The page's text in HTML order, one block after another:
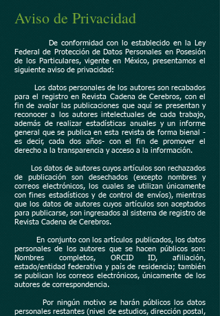
Aviso de Privacidad
De conformidad con lo establecido en la Ley
Federal de Protección de Datos Personales en Posesión
de los Particulares, vigente en México, presentamos el
siguiente aviso de privacidad:
Los datos personales de los autores son recabados
para el registro en Revista Cadena de Cerebros, con el
fin de avalar las publicaciones que aquí se presentan y
reconocer a los autores intelectuales de cada trabajo,
además de realizar estadísticas anuales y un informe
general que se publica en esta revista de forma bienal -
es decir, cada dos años- con el fin de promover el
derecho a la transparencia y acceso a la información.
Los datos de autores cuyos artículos son rechazados
de publicación son desechados (excepto nombres y
correos electrónicos, los cuales se utilizan únicamente
con fines estadísticos y de control de envíos), mientras
que los datos de autores cuyos artículos son aceptados
para publicarse, son ingresados al sistema de registro de
Revista Cadena de Cerebros.
En conjunto con los artículos publicados, los datos
personales de los autores que se hacen públicos son:
Nombres completos, ORCID ID, afiliación,
estado/entidad federativa y país de residencia; también
se publican los correos electrónicos, únicamente de los
autores de correspondencia.
Por ningún motivo se harán públicos los datos
personales restantes (nivel de estudios, dirección postal,